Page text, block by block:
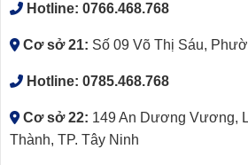
Hotline: 0766.468.768
Cơ sở 21: Số 09 Võ Thị Sáu,
Hotline: 0785.468.768
Cơ sở 22: 149 An Dương Vương,
Thành, TP. Tây Ninh